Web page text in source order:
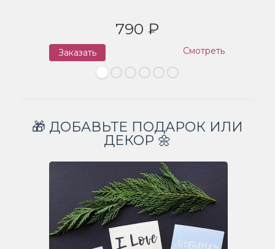
790 ₽
Заказать Смотреть
🎁 ДОБАВЬТЕ ПОДАРОК ИЛИ
ДЕКОР 🌼